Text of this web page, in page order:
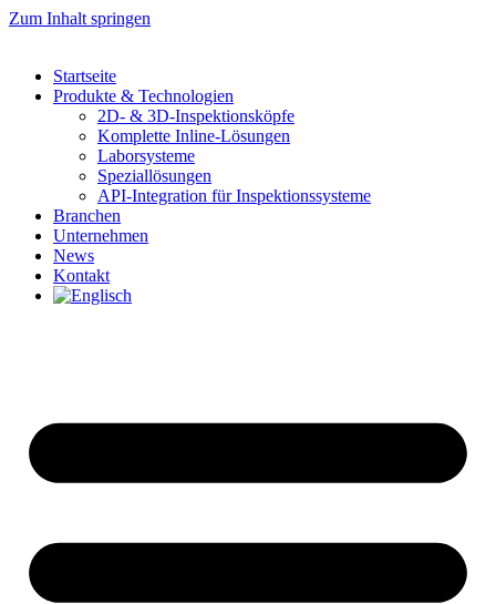
Zum Inhalt springen
Startseite
Produkte & Technologien
2D- & 3D-Inspektionsköpfe
Komplette Inline-Lösungen
Laborsysteme
Speziallösungen
API-Integration für Inspektionssysteme
Branchen
Unternehmen
News
Kontakt